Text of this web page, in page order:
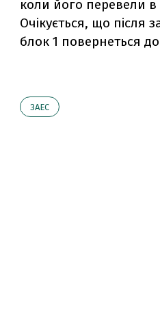
коли його перевели
Очікується, що після
блок 1 повернеться
ЗАЕС